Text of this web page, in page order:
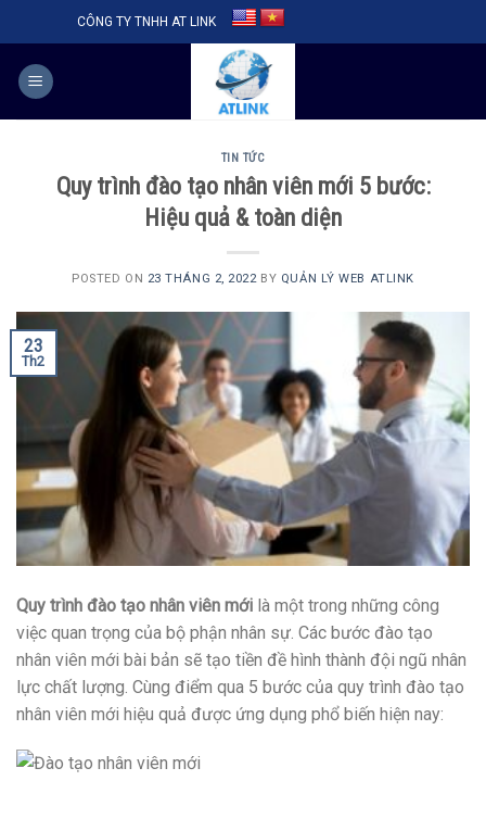
to
content
CÔNG TY TNHH AT LINK
TIN TỨC
Quy trình đào tạo nhân viên mới 5 bước:
Hiệu quả & toàn diện
POSTED ON 23 THÁNG 2, 2022 BY QUẢN LÝ WEB ATLINK
23
Th2
Quy trình đào tạo nhân viên mới là một trong những công
việc quan trọng của bộ phận nhân sự. Các bước đào tạo
nhân viên mới bài bản sẽ tạo tiền đề hình thành đội ngũ nhân
lực chất lượng. Cùng điểm qua 5 bước của quy trình đào tạo
nhân viên mới hiệu quả được ứng dụng phổ biến hiện nay: